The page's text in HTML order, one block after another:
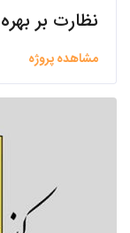
مشاهده پروژه